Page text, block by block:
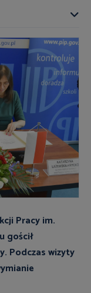
Pracy im.
gościł
Podczas wizyty